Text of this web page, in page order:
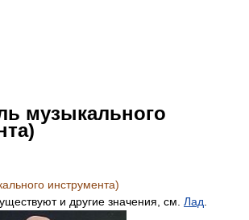
музыкального
инструмента)
и другие значения, см. Лад